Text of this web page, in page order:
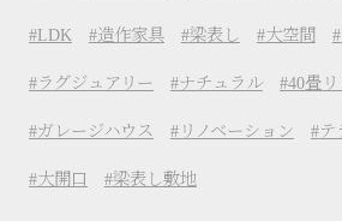
LDK 造作家具 梁表し 大空間
ラグジュアリー ナチュラル 40畳
ガレージハウス リノベーション テ
大開口 梁表し敷地